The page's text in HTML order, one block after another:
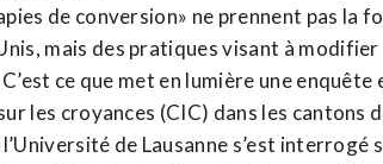
de conversion» ne prennent pas la
mais des pratiques visant à
ce que met en lumière une
les croyances (CIC) dans les cantons
de Lausanne s’est interrogé